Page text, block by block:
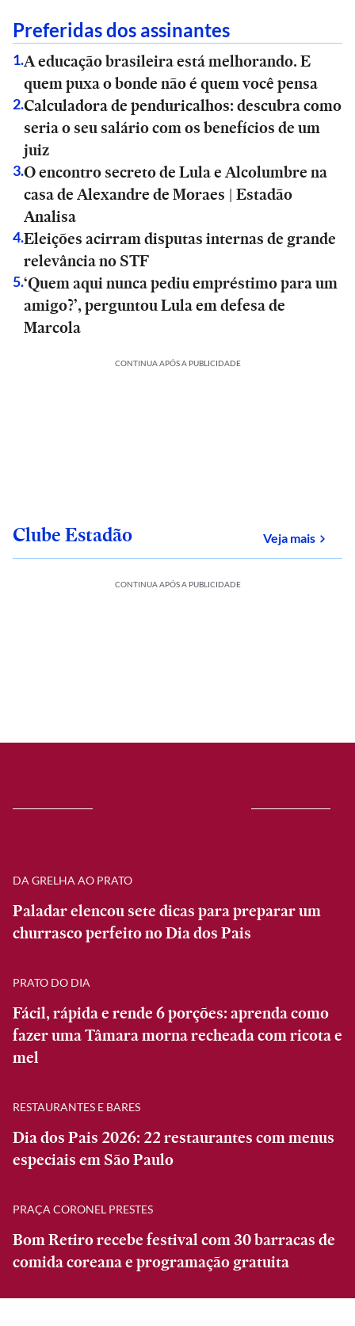
Preferidas dos assinantes
1.A educação brasileira está melhorando. E
quem puxa o bonde não é quem você pensa
2.Calculadora de penduricalhos: descubra como
seria o seu salário com os benefícios de um
juiz
3.O encontro secreto de Lula e Alcolumbre na
casa de Alexandre de Moraes | Estadão
Analisa
4.Eleições acirram disputas internas de grande
relevância no STF
5.‘Quem aqui nunca pediu empréstimo para um
amigo?’, perguntou Lula em defesa de
Marcola
CONTINUA APÓS A PUBLICIDADE
Clube Estadão Veja maissobre
CONTINUA APÓS A PUBLICIDADE
DA GRELHA AO PRATO
Paladar elencou sete dicas para preparar um
churrasco perfeito no Dia dos Pais
PRATO DO DIA
Fácil, rápida e rende 6 porções: aprenda como
fazer uma Tâmara morna recheada com ricota e
mel
RESTAURANTES E BARES
Dia dos Pais 2026: 22 restaurantes com menus
especiais em São Paulo
PRAÇA CORONEL PRESTES
Bom Retiro recebe festival com 30 barracas de
comida coreana e programação gratuita